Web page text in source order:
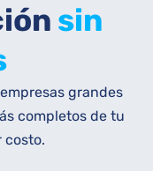
sin
grandes
completos de tu
costo.